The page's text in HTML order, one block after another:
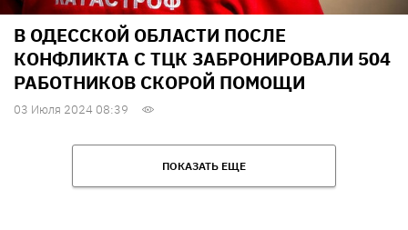
В ОДЕССКОЙ ОБЛАСТИ ПОСЛЕ
КОНФЛИКТА С ТЦК ЗАБРОНИРОВАЛИ 504
РАБОТНИКОВ СКОРОЙ ПОМОЩИ
03 Июля 2024 08:39
ПОКАЗАТЬ ЕЩЕ